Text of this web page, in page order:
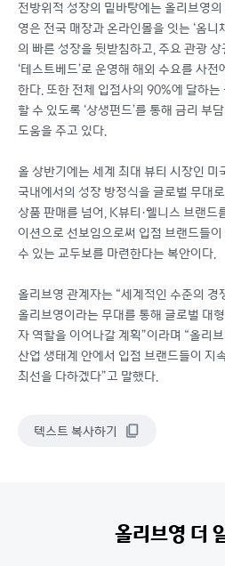
전방위적 성장의 밑바탕에는 올리브영
영은 전국 매장과 온라인몰을 잇는 ‘옴
의 빠른 성장을 뒷받침하고, 주요 관광 상
‘테스트베드’로 운영해 해외 수요를 사
한다. 또한 전체 입점사의 90%에 달하
할 수 있도록 ‘상생펀드’를 통해 금리 부
도움을 주고 있다.
올 상반기에는 세계 최대 뷰티 시장인 미
국내에서의 성장 방정식을 글로벌 무대
상품 판매를 넘어, K뷰티·웰니스 브랜드
이션으로 선보임으로써 입점 브랜드들
수 있는 교두보를 마련한다는 복안이다.
올리브영 관계자는 “세계적인 수준의
올리브영이라는 무대를 통해 글로벌 대
자 역할을 이어나갈 계획”이라며 “올리
산업 생태계 안에서 입점 브랜드들이 지
최선을 다하겠다”고 말했다.
텍스트 복사하기
올리브영 더